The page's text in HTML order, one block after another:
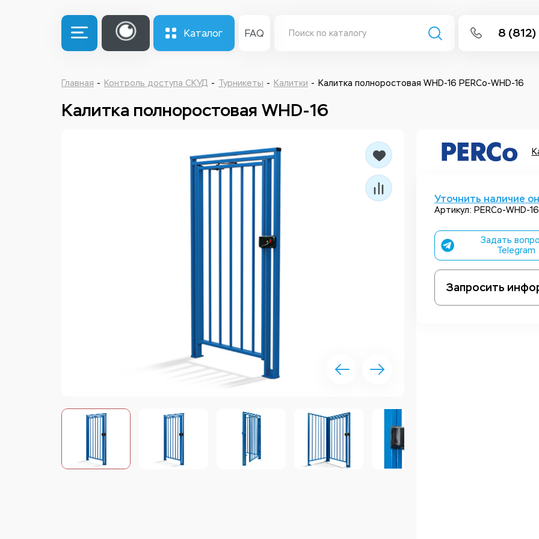
Каталог FAQ 8 (812)
Написать
Главная Контроль доступа СКУД Турникеты Калитки Калитка полноростовая WHD-16 PERCo-WHD-16
Калитка полноростовая WHD-16
Уточнить наличие
Артикул: PERCo-WHD-16
Задать
Telegram
Запросить